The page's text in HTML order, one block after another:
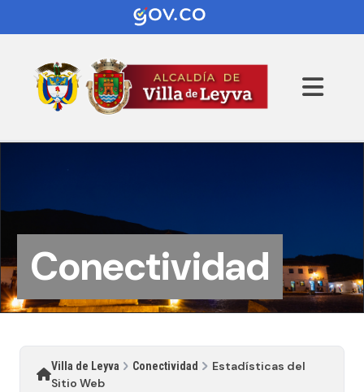
Conectividad
Villa de Leyva Conectividad
Estadísticas del
Sitio Web